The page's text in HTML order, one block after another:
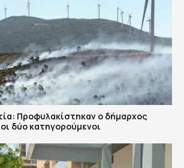
Προφυλακίστηκαν ο δήμαρχος
δύο κατηγορούμενοι